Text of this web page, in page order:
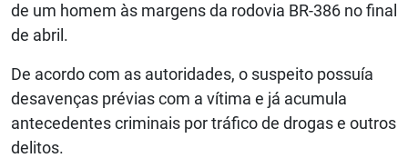
de um homem às margens da rodovia BR-386 no final
de abril.
De acordo com as autoridades, o suspeito possuía
desavenças prévias com a vítima e já acumula
antecedentes criminais por tráfico de drogas e outros
delitos.